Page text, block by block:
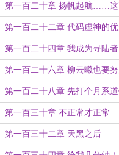
想……
第一百二十章 扬帆起航……
帆了
第一百二十二章 代码虚神的
第一百二十四章 我成为寻陆者
第一百二十六章 柳云曦也要
炼
第一百二十八章 先打个月系
第一百三十章 不正常才正常
第一百三十二章 天黑之后